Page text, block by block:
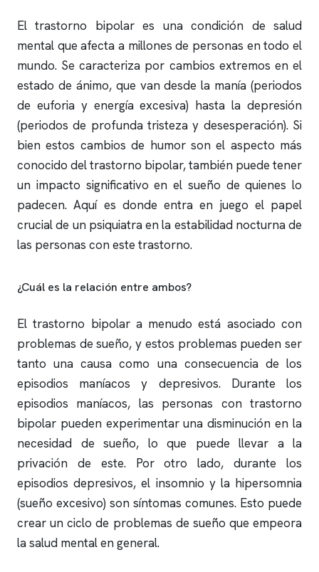
El trastorno bipolar es una condición de salud
mental que afecta a millones de personas en todo el
mundo. Se caracteriza por cambios extremos en el
estado de ánimo, que van desde la manía (periodos
de euforia y energía excesiva) hasta la depresión
(periodos de profunda tristeza y desesperación). Si
bien estos cambios de humor son el aspecto más
conocido del trastorno bipolar, también puede tener
un impacto significativo en el sueño de quienes lo
padecen. Aquí es donde entra en juego el papel
crucial de un psiquiatra en la estabilidad nocturna de
las personas con este trastorno.
¿Cuál es la relación entre ambos?
El trastorno bipolar a menudo está asociado con
problemas de sueño, y estos problemas pueden ser
tanto una causa como una consecuencia de los
episodios maníacos y depresivos. Durante los
episodios maníacos, las personas con trastorno
bipolar pueden experimentar una disminución en la
necesidad de sueño, lo que puede llevar a la
privación de este. Por otro lado, durante los
episodios depresivos, el insomnio y la hipersomnia
(sueño excesivo) son síntomas comunes. Esto puede
crear un ciclo de problemas de sueño que empeora
la salud mental en general.